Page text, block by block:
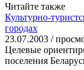
Читайте также
Культурно-
городах
23.07.2003 /
Целевые
поселения